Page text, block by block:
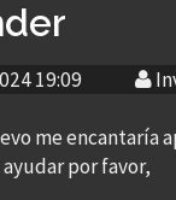
19:09
me encantaría
por favor,